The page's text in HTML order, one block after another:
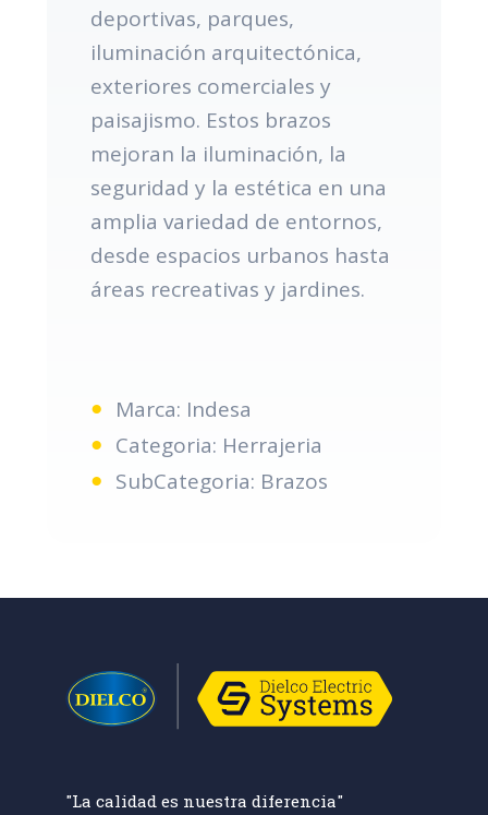
deportivas, parques,
iluminación arquitectónica,
exteriores comerciales y
paisajismo. Estos brazos
mejoran la iluminación, la
seguridad y la estética en una
amplia variedad de entornos,
desde espacios urbanos hasta
áreas recreativas y jardines.
Marca: Indesa
Categoria: Herrajeria
SubCategoria: Brazos
"La calidad es nuestra diferencia"